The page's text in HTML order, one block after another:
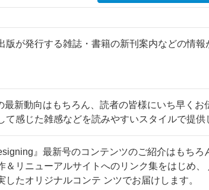
版が発行する雑誌・書籍の新刊案内などの情報
最新動向はもちろん、読者の皆様にいち早く
て感じた雑感などを読みやすいスタイルで提供
』最新号のコンテンツのご紹介はもち
＆リニューアルサイトへのリンク集をはじめ
したオリジナルコンテ ンツでお届けします。